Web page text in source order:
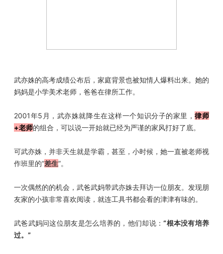
武亦姝的高考成绩公布后，家庭背景也被知情人爆料出来。 她的
妈妈是小学美术老师，爸爸在律所工作。
2001年5月，武亦姝就降生在这样一个知识分子的家里，律师
+老师的组合，可以说一开始就已经为严谨的家风打好了底。
可武亦姝，并非天生就是学霸，甚至，小时候，她一直被老师视
作班里的“差生”。
一次偶然的的机会，武爸武妈带武亦姝去拜访一位朋友。发现朋
友家的小孩非常喜欢阅读，就连工具书都会看的津津有味的。
武爸武妈问这位朋友是怎么培养的，他们却说：“根本没有培养
过。”